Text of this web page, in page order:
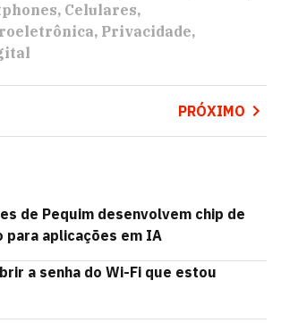
Celulares
Privacidade
PRÓXIMO
de Pequim desenvolvem chip de
para aplicações em IA
a senha do Wi-Fi que estou